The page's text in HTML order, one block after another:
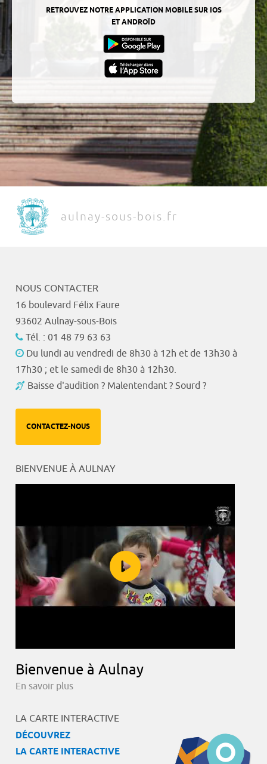
RETROUVEZ NOTRE APPLICATION MOBILE SUR IOS
ET ANDROÏD
aulnay-sous-bois.fr
NOUS CONTACTER
16 boulevard Félix Faure
93602 Aulnay-sous-Bois
Tél. : 01 48 79 63 63
Du lundi au vendredi de 8h30 à 12h et de 13h30 à
17h30 ; et le samedi de 8h30 à 12h30.
Baisse d'audition ? Malentendant ? Sourd ?
CONTACTEZ-NOUS
BIENVENUE À AULNAY
Bienvenue à Aulnay
En savoir plus
LA CARTE INTERACTIVE
DÉCOUVREZ
LA CARTE INTERACTIVE